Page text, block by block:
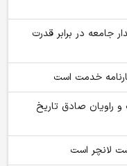
جامعه در برابر قدرت
خدمت است
راویان صادق تاریخ‌
لانچر است